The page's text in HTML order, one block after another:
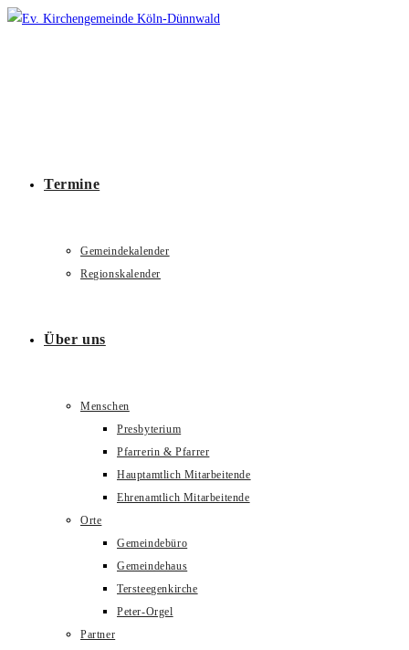
Zum
Termine
Gemeindekalender
Regionskalender
Über uns
Menschen
Presbyterium
Pfarrerin & Pfarrer
Hauptamtlich Mitarbeitende
Ehrenamtlich Mitarbeitende
Orte
Gemeindebüro
Gemeindehaus
Tersteegenkirche
Peter-Orgel
Partner